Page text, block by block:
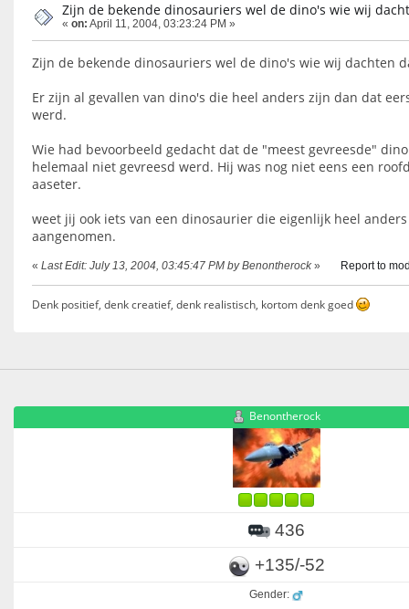
Zijn de bekende dinosauriers wel de dino's wie wij
« on: April 11, 2004, 03:23:24 PM »
Zijn de bekende dinosauriers wel de dino's wie wij dachten
Er zijn al gevallen van dino's die heel anders zijn dan dat
werd.
Wie had bevoorbeeld gedacht dat de "meest gevreesde" dino
helemaal niet gevreesd werd. Hij was nog niet eens een
aaseter.
weet jij ook iets van een dinosaurier die eigenlijk heel
aangenomen.
« Last Edit: July 13, 2004, 03:45:47 PM by Benontherock » Report to
Denk positief, denk creatief, denk realistisch, kortom denk goed
Benontherock
436
+135/-52
Gender: